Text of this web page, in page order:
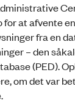
at afvente
fra en
– den
(PED).
om det var